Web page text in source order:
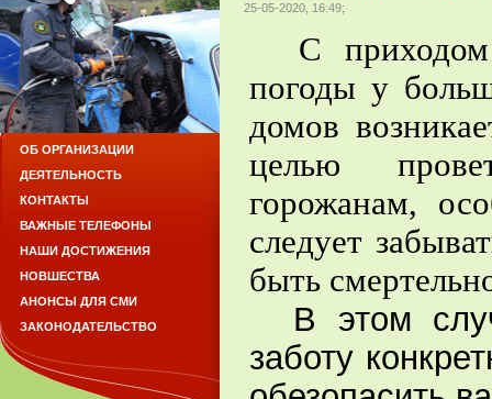
25-05-2020, 16:49;
С
погоды у
домов
целью
горожанам,
следует
быть
В этом
заботу
ОБ ОРГАНИЗАЦИИ
ДЕЯТЕЛЬНОСТЬ
КОНТАКТЫ
ВАЖНЫЕ ТЕЛЕФОНЫ
НАШИ ДОСТИЖЕНИЯ
НОВШЕСТВА
АНОНСЫ ДЛЯ СМИ
ЗАКОНОДАТЕЛЬСТВО